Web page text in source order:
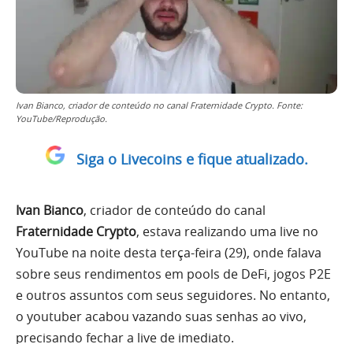
Ivan Bianco, criador de conteúdo no canal Fraternidade Crypto. Fonte:
YouTube/Reprodução.
Siga o Livecoins e fique atualizado.
Ivan Bianco, criador de conteúdo do canal
Fraternidade Crypto, estava realizando uma live no
YouTube na noite desta terça-feira (29), onde falava
sobre seus rendimentos em pools de DeFi, jogos P2E
e outros assuntos com seus seguidores. No entanto,
o youtuber acabou vazando suas senhas ao vivo,
precisando fechar a live de imediato.